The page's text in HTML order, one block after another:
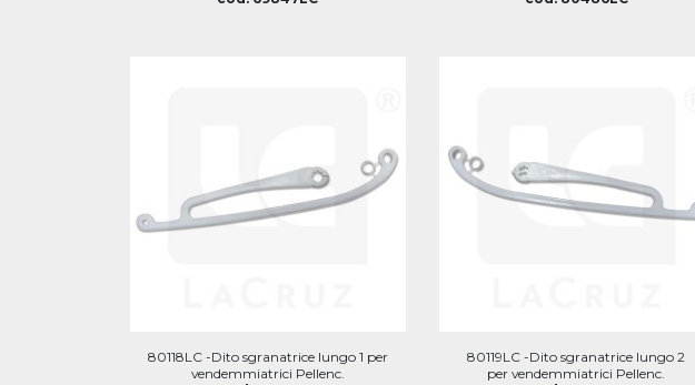
80118LC -Dito sgranatrice lungo 1 per
vendemmiatrici Pellenc.
80119LC -Dito sgranatrice lungo 2
per vendemmiatrici Pellenc.